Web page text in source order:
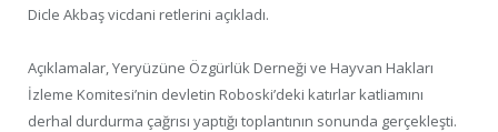
Dicle Akbaş vicdani retlerini açıkladı.
Açıklamalar, Yeryüzüne Özgürlük Derneği ve Hayvan Hakları
İzleme Komitesi’nin devletin Roboski’deki katırlar katliamını
derhal durdurma çağrısı yaptığı toplantının sonunda gerçekleşti.